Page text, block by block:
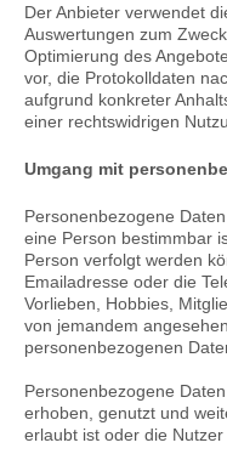
Der Anbieter verwendet
Auswertungen zum
Optimierung des
vor, die Protokolldaten
aufgrund konkreter
einer rechtswidrigen
Umgang mit
Personenbezogene
eine Person bestimmbar
Person verfolgt werden
Emailadresse oder die
Vorlieben, Hobbies,
von jemandem
personenbezogenen
Personenbezogene
erhoben, genutzt und
erlaubt ist oder die